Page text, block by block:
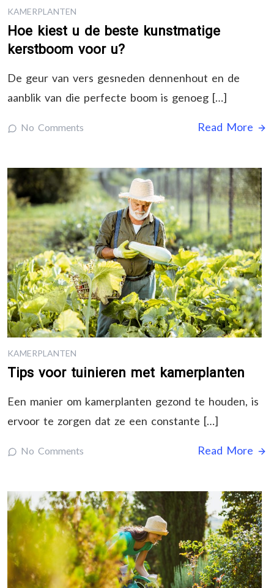
KAMERPLANTEN
Hoe kiest u de beste kunstmatige
kerstboom voor u?
De geur van vers gesneden dennenhout en de
aanblik van die perfecte boom is genoeg […]
No Comments Read More
KAMERPLANTEN
Tips voor tuinieren met kamerplanten
Een manier om kamerplanten gezond te houden, is
ervoor te zorgen dat ze een constante […]
No Comments Read More